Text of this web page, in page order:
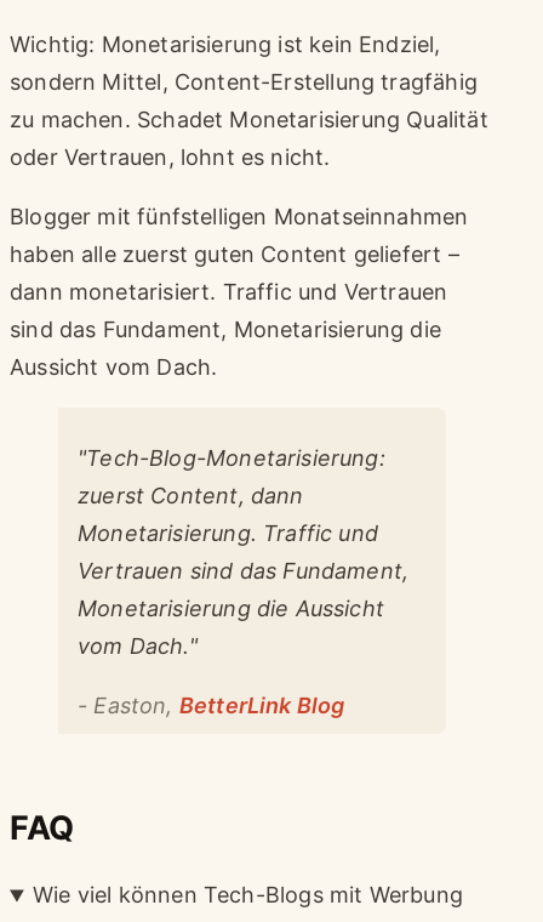
Wichtig: Monetarisierung ist kein Endziel,
sondern Mittel, Content-Erstellung tragfähig
zu machen. Schadet Monetarisierung Qualität
oder Vertrauen, lohnt es nicht.
Blogger mit fünfstelligen Monatseinnahmen
haben alle zuerst guten Content geliefert –
dann monetarisiert. Traffic und Vertrauen
sind das Fundament, Monetarisierung die
Aussicht vom Dach.
"Tech-Blog-Monetarisierung:
zuerst Content, dann
Monetarisierung. Traffic und
Vertrauen sind das Fundament,
Monetarisierung die Aussicht
vom Dach."
- Easton, BetterLink Blog
FAQ
Wie viel können Tech-Blogs mit Werbung